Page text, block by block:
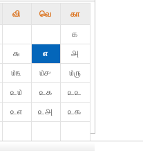
வி வெ கா
௧
௬ ௭
௮
௰௩ ௰௪
௰௫
௨௰ ௨௧
௨௨
௨௭ ௨௮
௨௯